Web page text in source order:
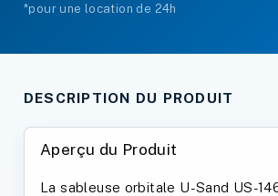
*pour une location de 24h
DESCRIPTION DU PRODUIT
Aperçu du Produit
La sableuse orbitale U-Sand US-